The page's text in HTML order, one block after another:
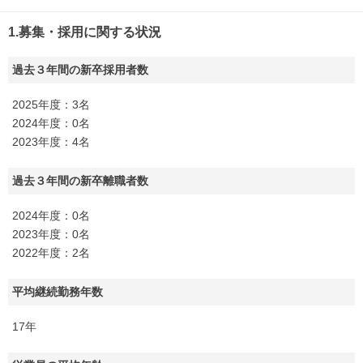
1.募集・採用に関する状況
過去３年間の新卒採用者数
2025年度：3名
2024年度：0名
2023年度：4名
過去３年間の新卒離職者数
2024年度：0名
2023年度：0名
2022年度：2名
平均継続勤務年数
17年